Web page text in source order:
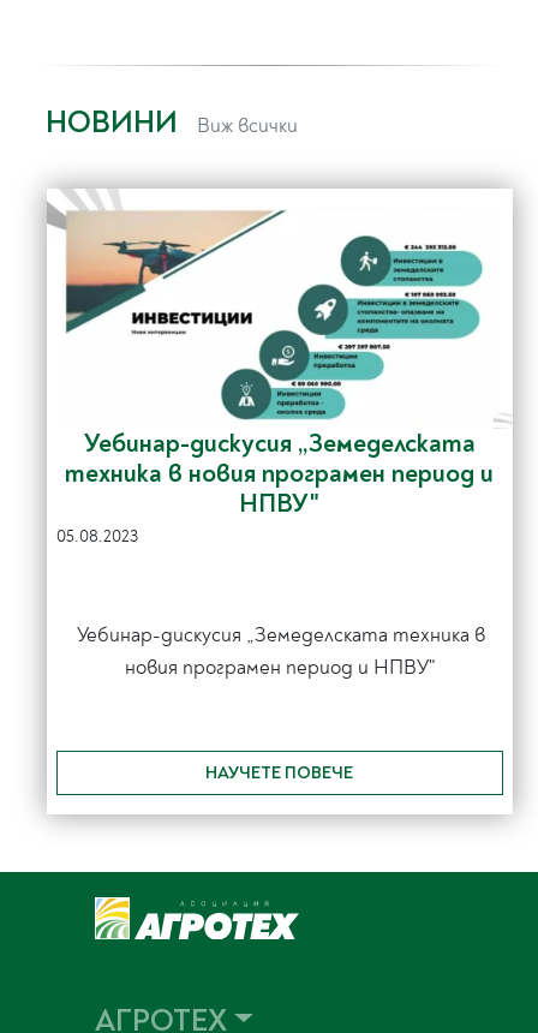
НОВИНИ Виж всички
Уебинар-дискусия „Земеделската
техника в новия програмен период и
НПВУ"
05.08.2023
Уебинар-дискусия „Земеделската техника в
новия програмен период и НПВУ"
НАУЧЕТЕ ПОВЕЧЕ
АГРОТЕХ